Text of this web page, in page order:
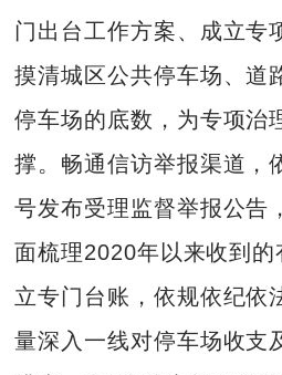
门出台工作方案、成立专
摸清城区公共停车场、道
停车场的底数，为专项治
撑。畅通信访举报渠道，
号发布受理监督举报公告
面梳理2020年以来收到的
立专门台账，依规依纪依
量深入一线对停车场收支